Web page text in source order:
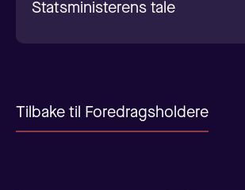
Statsministerens tale
Tilbake til Foredragsholdere